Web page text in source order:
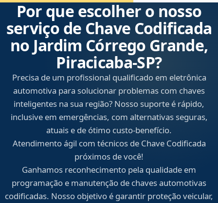
Por que escolher o nosso
serviço de Chave Codificada
no Jardim Córrego Grande,
Piracicaba‑SP?
Precisa de um profissional qualificado em eletrônica
automotiva para solucionar problemas com chaves
inteligentes na sua região? Nosso suporte é rápido,
inclusive em emergências, com alternativas seguras,
atuais e de ótimo custo-benefício.
Atendimento ágil com técnicos de Chave Codificada
próximos de você!
Ganhamos reconhecimento pela qualidade em
programação e manutenção de chaves automotivas
codificadas. Nosso objetivo é garantir proteção veicular,